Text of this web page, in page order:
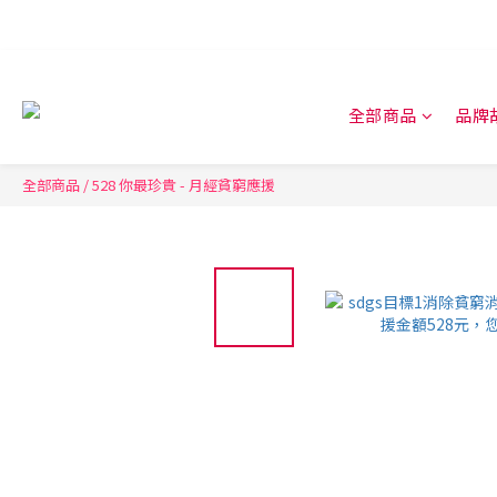
全部商品 品牌
全部商品 /528 你最珍貴 - 月經貧窮應援